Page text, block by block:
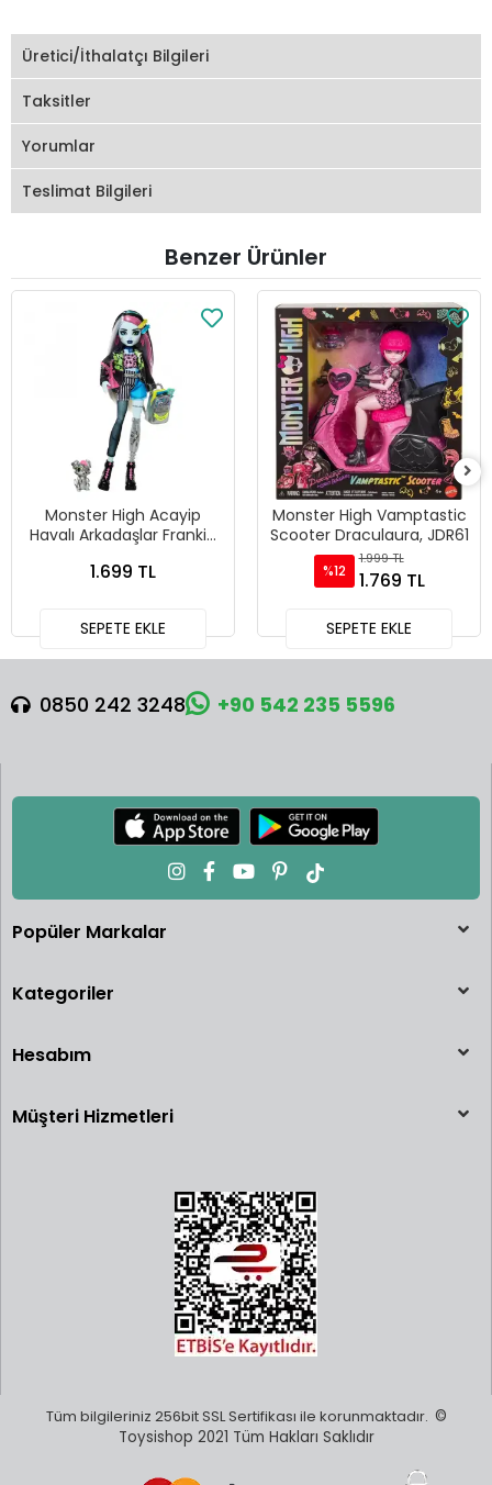
Üretici/İthalatçı Bilgileri
Taksitler
Yorumlar
Teslimat Bilgileri
Benzer Ürünler
Monster High Acayip
Havalı Arkadaşlar Frankie
1.699 TL
SEPETE EKLE
Monster High Vamptastic
Scooter Draculaura, JDR61
%12
1.999 TL
1.769 TL
SEPETE EKLE
0850 242 3248 +90 542 235 5596
Popüler Markalar
Kategoriler
Hesabım
Müşteri Hizmetleri
Tüm bilgileriniz 256bit SSL Sertifikası ile korunmaktadır. ©
Toysishop 2021 Tüm Hakları Saklıdır